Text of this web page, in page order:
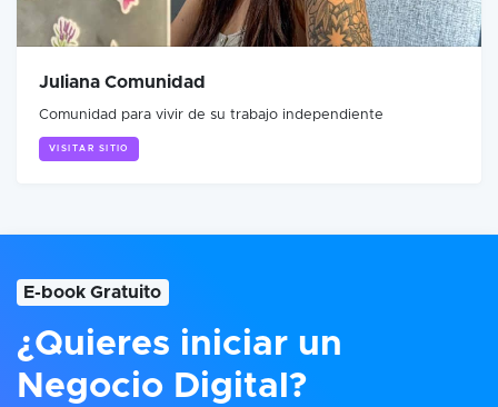
Juliana Comunidad
Comunidad para vivir de su trabajo independiente
VISITAR SITIO
E-book Gratuito
¿Quieres iniciar un
Negocio Digital?